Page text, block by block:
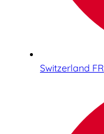
Switzerland FR